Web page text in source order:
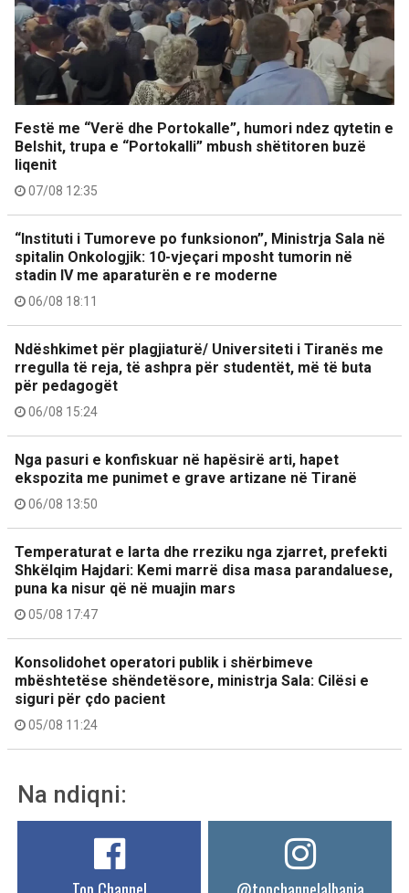
Festë me “Verë dhe Portokalle”, humori ndez qytetin e
Belshit, trupa e “Portokalli” mbush shëtitoren buzë
liqenit
07/08 12:35
“Instituti i Tumoreve po funksionon”, Ministrja Sala në
spitalin Onkologjik: 10-vjeçari mposht tumorin në
stadin IV me aparaturën e re moderne
06/08 18:11
Ndëshkimet për plagjiaturë/ Universiteti i Tiranës me
rregulla të reja, të ashpra për studentët, më të buta
për pedagogët
06/08 15:24
Nga pasuri e konfiskuar në hapësirë arti, hapet
ekspozita me punimet e grave artizane në Tiranë
06/08 13:50
Temperaturat e larta dhe rreziku nga zjarret, prefekti
Shkëlqim Hajdari: Kemi marrë disa masa parandaluese,
puna ka nisur që në muajin mars
05/08 17:47
Konsolidohet operatori publik i shërbimeve
mbështetëse shëndetësore, ministrja Sala: Cilësi e
siguri për çdo pacient
05/08 11:24
Na ndiqni: